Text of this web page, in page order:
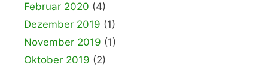
Februar 2020 (4)
Dezember 2019 (1)
November 2019 (1)
Oktober 2019 (2)